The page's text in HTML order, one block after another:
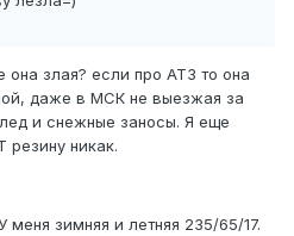
злая? если про AT3 то она
даже в МСК не выезжая за
и снежные заносы. Я еще
резину никак.
меня зимняя и летняя 235/65/17.